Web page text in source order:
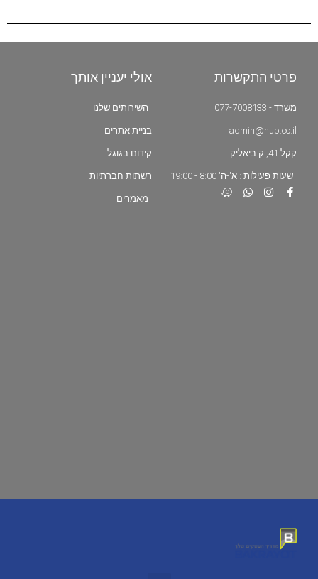
פרטי התקשרות
משרד - 077-7008133
admin@hub.co.il
קקל 41, ק.ביאליק
שעות פעילות : א'-ה' 8:00 - 19:00
אולי יעניין אותך
השירותים שלנו
בניית אתרים
קידום בגוגל
רשתות חברתיות
מאמרים